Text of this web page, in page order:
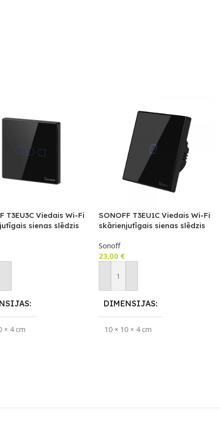
T3EU3C Viedais Wi-Fi
sienas slēdzis
Grozam
× 4 cm
SONOFF T3EU1C Viedais Wi-Fi
skārienjutīgais sienas slēdzis
Sonoff
23,00 €
Pievienot Grozam
DIMENSIJAS
10 × 10 × 4 cm